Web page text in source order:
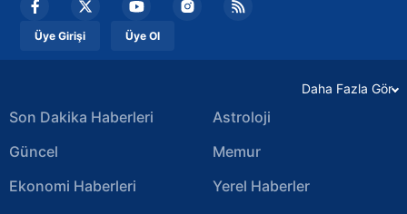
Üye Girişi Üye Ol
Daha Fazla Gör
Son Dakika Haberleri
Güncel
Ekonomi Haberleri
Astroloji
Memur
Yerel Haberler